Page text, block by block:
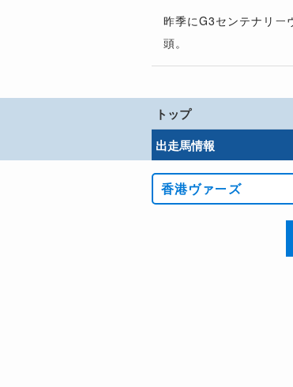
昨季にG3センテナリー
頭。
トップ
出走馬情報
香港ヴァーズ